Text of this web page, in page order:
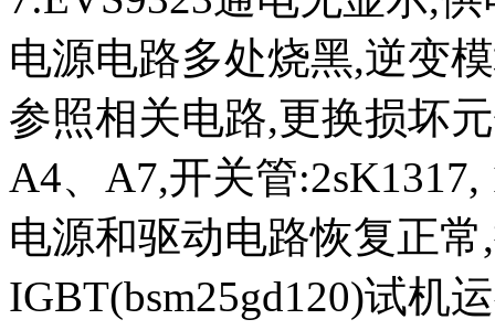
电源电路多处烧黑,逆变
参照相关电路,更换损坏
A4、A7,开关管
电源和驱动电路恢复正
IGBT(bsm25gd120)试机